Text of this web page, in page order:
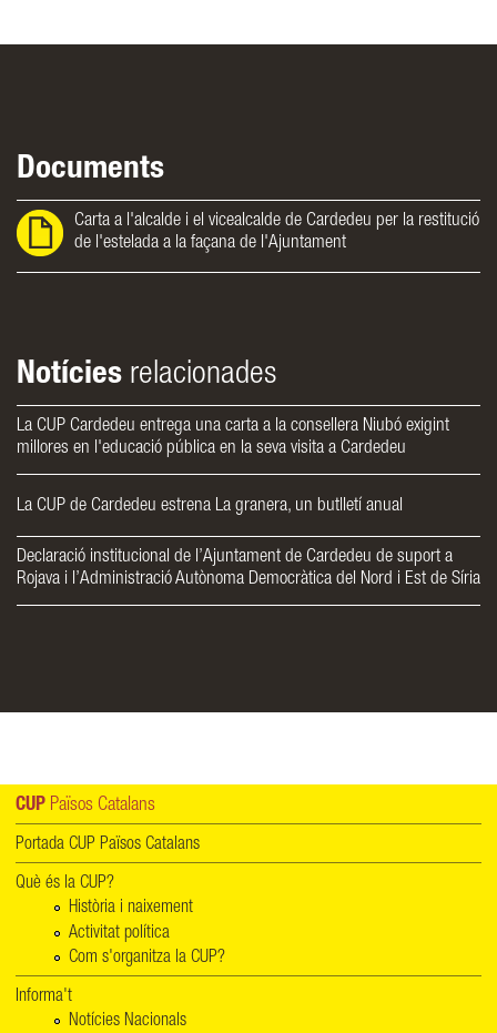
Documents
Carta a l'alcalde i el vicealcalde de Cardedeu per la restitució
de l'estelada a la façana de l'Ajuntament
Notícies relacionades
La CUP Cardedeu entrega una carta a la consellera Niubó exigint
millores en l'educació pública en la seva visita a Cardedeu
La CUP de Cardedeu estrena La granera, un butlletí anual
Declaració institucional de l’Ajuntament de Cardedeu de suport a
Rojava i l’Administració Autònoma Democràtica del Nord i Est de Síria
CUP Països Catalans
Portada CUP Països Catalans
Què és la CUP?
Història i naixement
Activitat política
Com s'organitza la CUP?
Informa't
Notícies Nacionals